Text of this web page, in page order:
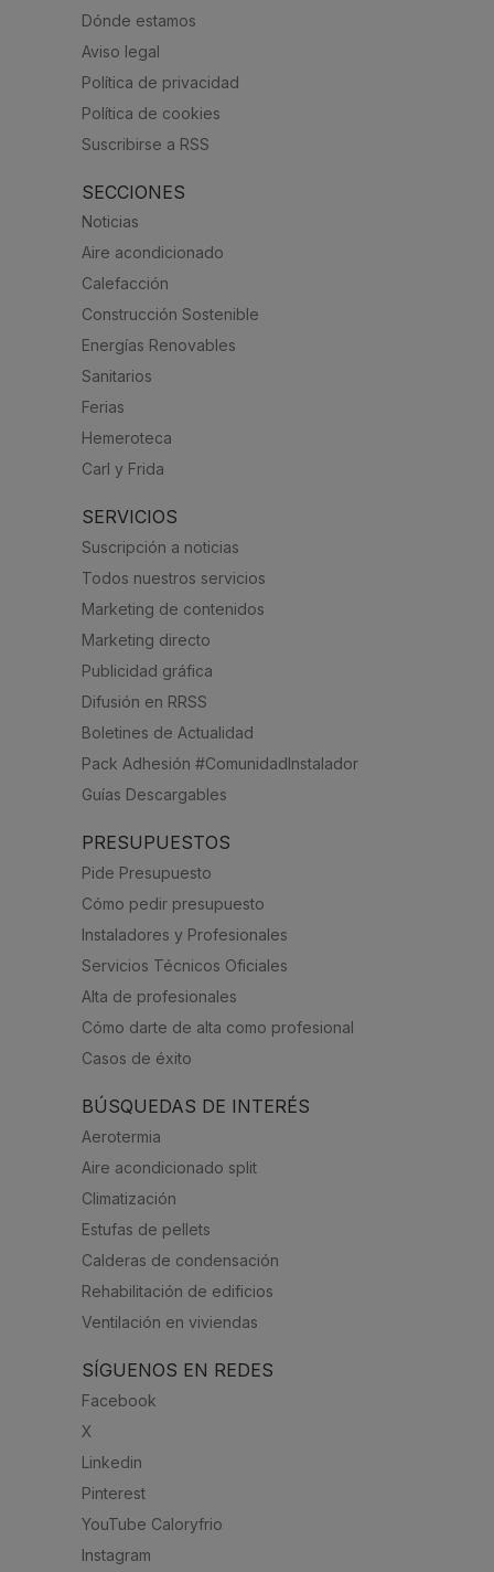
Dónde estamos
Aviso legal
Política de privacidad
Política de cookies
Suscribirse a RSS
SECCIONES
Noticias
Aire acondicionado
Calefacción
Construcción Sostenible
Energías Renovables
Sanitarios
Ferias
Hemeroteca
Carl y Frida
SERVICIOS
Suscripción a noticias
Todos nuestros servicios
Marketing de contenidos
Marketing directo
Publicidad gráfica
Difusión en RRSS
Boletines de Actualidad
Pack Adhesión #ComunidadInstalador
Guías Descargables
PRESUPUESTOS
Pide Presupuesto
Cómo pedir presupuesto
Instaladores y Profesionales
Servicios Técnicos Oficiales
Alta de profesionales
Cómo darte de alta como profesional
Casos de éxito
BÚSQUEDAS DE INTERÉS
Aerotermia
Aire acondicionado split
Climatización
Estufas de pellets
Calderas de condensación
Rehabilitación de edificios
Ventilación en viviendas
SÍGUENOS EN REDES
Facebook
X
Linkedin
Pinterest
YouTube Caloryfrio
Instagram